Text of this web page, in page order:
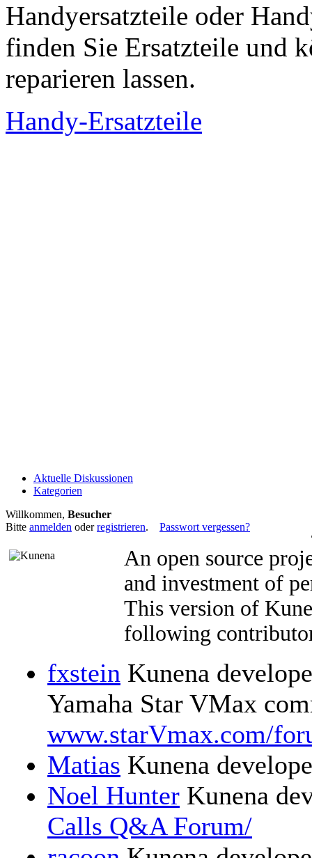
Handyersatzteile oder
finden Sie Ersatzteile und
reparieren lassen.
Handy-Ersatzteile
Aktuelle Diskussionen
Kategorien
Willkommen, Besucher
Bitte anmelden oderregistrieren. Passwort vergessen?
An open source
and investment of
This version of
following
fxstein Kunena
Yamaha Star VMax
www.starVmax.com/
Matias Kunena
Noel Hunter Kunena
Calls Q&A Forum/